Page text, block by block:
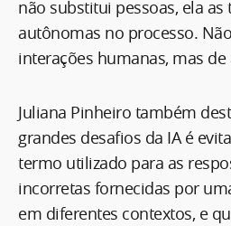
não substitui pessoas, ela as
autônomas no processo.
interações humanas, mas de
Juliana Pinheiro também
grandes desafios da IA é
termo utilizado para as
incorretas fornecidas por
em diferentes contextos, e